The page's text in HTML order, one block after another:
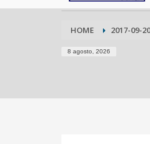
HOME 2017-09-
8 agosto, 2026